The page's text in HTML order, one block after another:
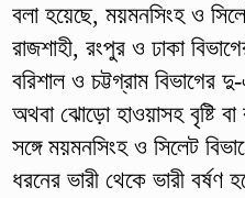
বলা হয়েছে, ময়মনসিংহ ও
রাজশাহী, রংপুর ও ঢাকা
বরিশাল ও চট্টগ্রাম বিভাগের
অথবা ঝোড়ো হাওয়াসহ বৃষ্টি
সঙ্গে ময়মনসিংহ ও সিলেট
ধরনের ভারী থেকে ভারী